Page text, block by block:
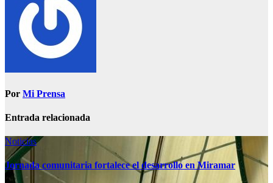
Por Mi Prensa
Entrada relacionada
Noticias
Jornada comunitaria fortalece el desarrollo en Miramar